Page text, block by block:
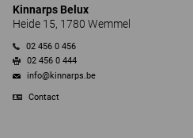
Kinnarps Belux
Heide 15, 1780 Wemmel
02 456 0 456
02 456 0 444
info@kinnarps.be
Contact